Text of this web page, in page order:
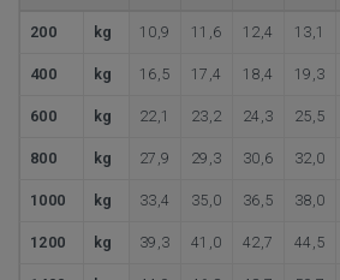
200 kg 10,9 11,6 12,4 13,1
400 kg 16,5 17,4 18,4 19,3
600 kg 22,1 23,2 24,3 25,5
800 kg 27,9 29,3 30,6 32,0
1000 kg 33,4 35,0 36,5 38,0
1200 kg 39,3 41,0 42,7 44,5